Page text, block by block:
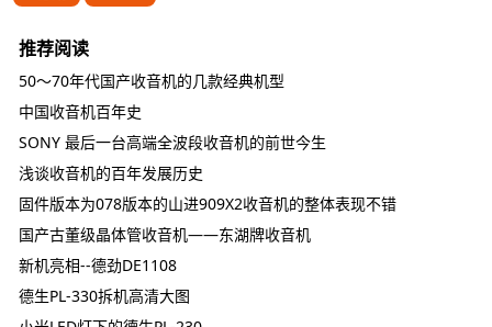
推荐阅读
50～70年代国产收音机的几款经典机型
中国收音机百年史
SONY 最后一台高端全波段收音机的前世今生
浅谈收音机的百年发展历史
固件版本为078版本的山进909X2收音机的整体表现不错
国产古董级晶体管收音机——东湖牌收音机
新机亮相--德劲DE1108
德生PL-330拆机高清大图